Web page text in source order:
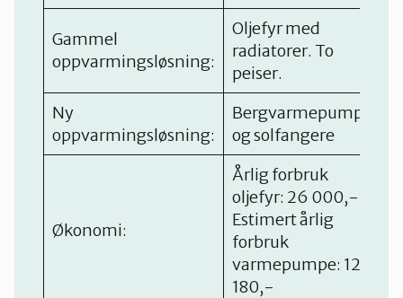
Gammel
oppvarmingsløsning:
Oljefyr med
radiatorer. To
peiser.
Ny
oppvarmingsløsning:
Bergvarmepumpe
og solfangere
Økonomi:
Årlig forbruk
oljefyr: 26 000,-
Estimert årlig
forbruk
varmepumpe: 12
180,-